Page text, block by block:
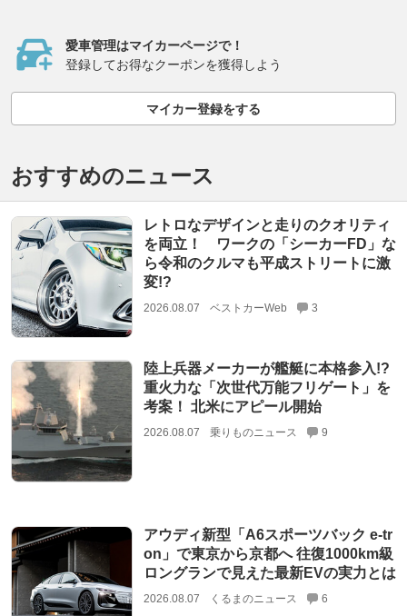
愛車管理はマイカーページで！
登録してお得なクーポンを獲得しよう
マイカー登録をする
おすすめのニュース
レトロなデザインと走りのクオリティ
を両立！ ワークの「シーカーFD」な
ら令和のクルマも平成ストリートに激
変!?
2026.08.07 ベストカーWeb 3
陸上兵器メーカーが艦艇に本格参入!?
重火力な「次世代万能フリゲート」を
考案！ 北米にアピール開始
2026.08.07 乗りものニュース 9
アウディ新型「A6スポーツバック e-tr
on」で東京から京都へ 往復1000km級
ロングランで見えた最新EVの実力とは
2026.08.07 くるまのニュース 6